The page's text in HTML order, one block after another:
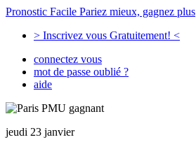
Pronostic Facile Pariez mieux, gagnez plus
> Inscrivez vous Gratuitement! <
connectez vous
mot de passe oublié ?
aide
jeudi 23 janvier